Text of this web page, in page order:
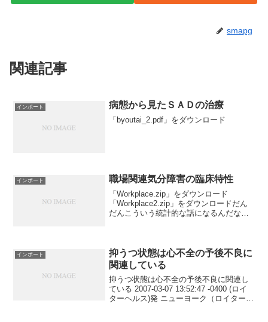
smapg
関連記事
インポート 病態から見たＳＡＤの治療
「byoutai_2.pdf」をダウンロード
インポート 職場関連気分障害の臨床特性
「Workplace.zip」をダウンロード
「Workplace2.zip」をダウンロードだん
だんこういう統計的な話になるんだなー
と...
インポート
抑うつ状態は心不全の予後不良に
関連している
抑うつ状態は心不全の予後不良に関連し
ている 2007-03-07 13:52:47 -0400 (ロイ
ターヘルス)発 ニューヨーク（ロイターヘ